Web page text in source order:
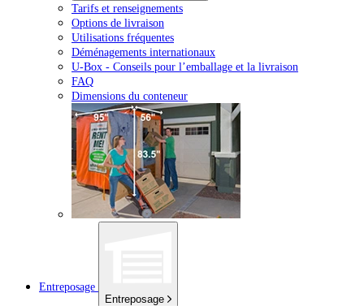
Tarifs et renseignements
Options de livraison
Utilisations fréquentes
Déménagements internationaux
U-Box - Conseils pour l’emballage et la livraison
FAQ
Dimensions du conteneur
Entreposage
Entreposage